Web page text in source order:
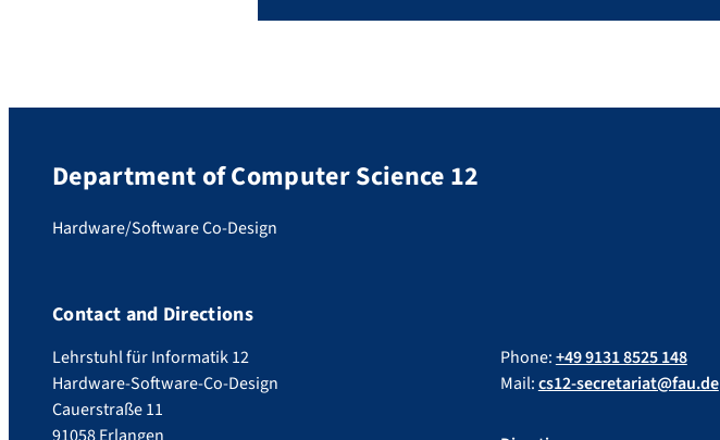
Department of Computer Science 12
Hardware/Software Co-Design
Contact and Directions
Lehrstuhl für Informatik 12
Hardware-Software-Co-Design
Cauerstraße 11
Phone:+49 9131 8525 148
Mail:cs12-secretariat@fau.de